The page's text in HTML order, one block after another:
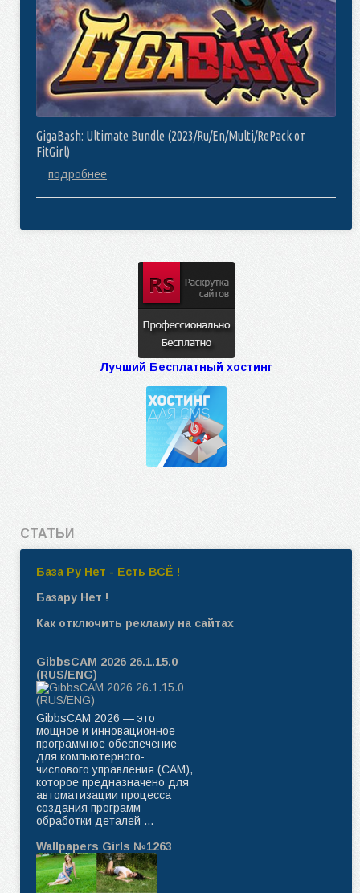
GigaBash: Ultimate Bundle (2023/Ru/En/Multi/RePack от
FitGirl)
подробнее
Лучший Бесплатный хостинг
СТАТЬИ
База Ру Нет - Есть ВСЁ !
Базару Нет !
Как отключить рекламу на сайтах
GibbsCAM 2026 26.1.15.0
(RUS/ENG)
GibbsCAM 2026 — это
мощное и инновационное
программное обеспечение
для компьютерного-
числового управления (CAM),
которое предназначено для
автоматизации процесса
создания программ
обработки деталей ...
Wallpapers Girls №1263